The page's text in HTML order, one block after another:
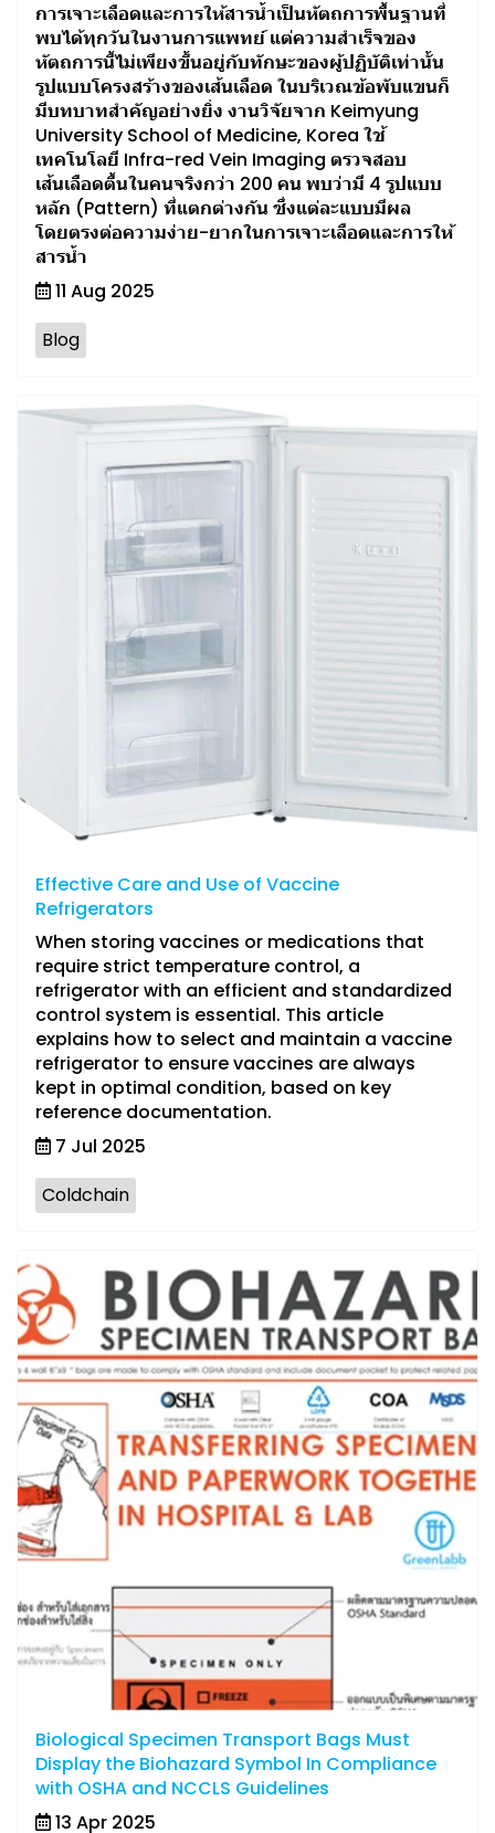
การเจาะเลือดและการให้สารน้ำเป็นหัตถการพื้นฐานที่
พบได้ทุกวันในงานการแพทย์ แต่ความสำเร็จของ
หัตถการนี้ไม่เพียงขึ้นอยู่กับทักษะของผู้ปฏิบัติเท่านั้น
รูปแบบโครงสร้างของเส้นเลือด ในบริเวณข้อพับแขนก็
มีบทบาทสำคัญอย่างยิ่ง งานวิจัยจาก Keimyung
University School of Medicine, Korea ใช้
เทคโนโลยี Infra-red Vein Imaging ตรวจสอบ
เส้นเลือดตื้นในคนจริงกว่า 200 คน พบว่ามี 4 รูปแบบ
หลัก (Pattern) ที่แตกต่างกัน ซึ่งแต่ละแบบมีผล
โดยตรงต่อความง่าย-ยากในการเจาะเลือดและการให้
สารน้ำ
11 Aug 2025
Blog
Effective Care and Use of Vaccine
Refrigerators
When storing vaccines or medications that
require strict temperature control, a
refrigerator with an efficient and standardized
control system is essential. This article
explains how to select and maintain a vaccine
refrigerator to ensure vaccines are always
kept in optimal condition, based on key
reference documentation.
7 Jul 2025
Coldchain
Biological Specimen Transport Bags Must
Display the Biohazard Symbol In Compliance
with OSHA and NCCLS Guidelines
13 Apr 2025